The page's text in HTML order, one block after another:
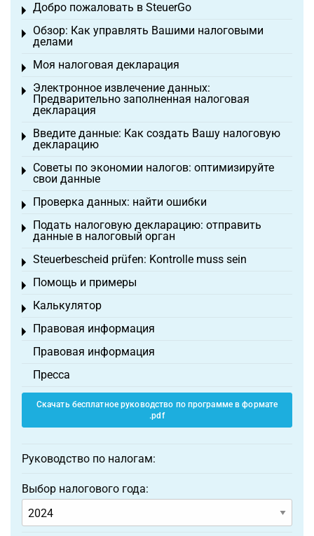
Добро пожаловать в SteuerGo
Toggle menu
Обзор: Как управлять Вашими налоговыми
делами
Toggle menu
Моя налоговая декларация
Toggle menu
Электронное извлечение данных:
Предварительно заполненная налоговая
декларация
Toggle menu
Введите данные: Как создать Вашу налоговую
декларацию
Toggle menu
Советы по экономии налогов: оптимизируйте
свои данные
Toggle menu
Проверка данных: найти ошибки
Toggle menu
Подать налоговую декларацию: отправить
данные в налоговый орган
Toggle menu
Steuerbescheid prüfen: Kontrolle muss sein
Toggle menu
Помощь и примеры
Toggle menu
Калькулятор
Toggle menu
Правовая информация
Toggle menu
Правовая информация
Пресса
Скачать бесплатное руководство по программе в формате
.pdf
Руководство по налогам:
Выбор налогового года: